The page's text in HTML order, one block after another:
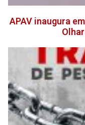
APAV inaugura